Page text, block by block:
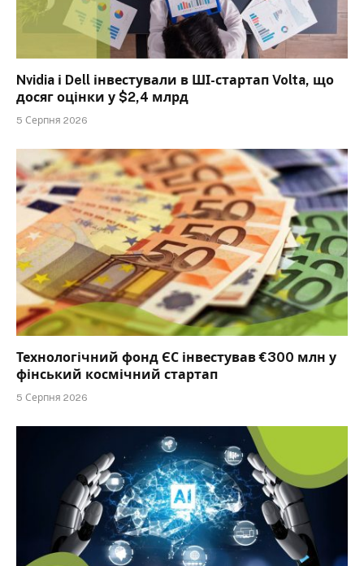
Nvidia і Dell інвестували в ШІ-стартап Volta, що
досяг оцінки у $2,4 млрд
5 Серпня 2026
Технологічний фонд ЄС інвестував €300 млн у
фінський космічний стартап
5 Серпня 2026